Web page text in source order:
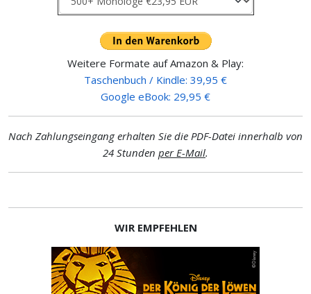
Weitere Formate auf Amazon & Play:
Taschenbuch / Kindle: 39,95 €
Google eBook: 29,95 €
Nach Zahlungseingang erhalten Sie die PDF-Datei innerhalb von
24 Stunden per E-Mail.
WIR EMPFEHLEN